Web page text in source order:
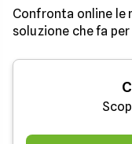
Confronta online le
soluzione che fa